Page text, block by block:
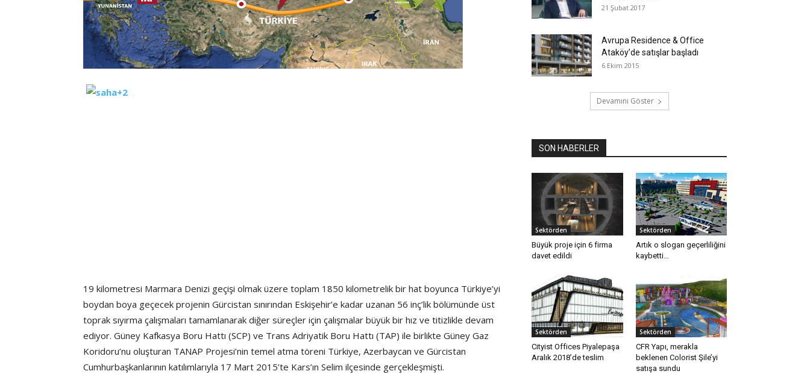
19 kilometresi Marmara Denizi geçişi olmak üzere toplam 1850 kilometrelik bir hat boyunca Türkiye’yi
boydan boya geçecek projenin Gürcistan sınırından Eskişehir’e kadar uzanan 56 inç’lik bölümünde üst
toprak sıyırma çalışmaları tamamlanarak diğer süreçler için çalışmalar büyük bir hız ve titizlikle devam
ediyor. Güney Kafkasya Boru Hattı (SCP) ve Trans Adriyatik Boru Hattı (TAP) ile birlikte Güney Gaz
Koridoru’nu oluşturan TANAP Projesi’nin temel atma töreni Türkiye, Azerbaycan ve Gürcistan
Cumhurbaşkanlarının katılımlarıyla 17 Mart 2015’te Kars’ın Selim ilçesinde gerçekleşmişti.
21 Şubat 2017
Avrupa Residence & Office
Ataköy’de satışlar başladı
6 Ekim 2015
Devamını Göster
SON HABERLER
Sektörden
Büyük proje için 6 firma
davet edildi
Sektörden
Artık o slogan geçerliliğini
kaybetti…
Sektörden
Cityist Offices Piyalepaşa
Aralık 2018’de teslim
Sektörden
CFR Yapı, merakla
beklenen Colorist Şile’yi
satışa sundu